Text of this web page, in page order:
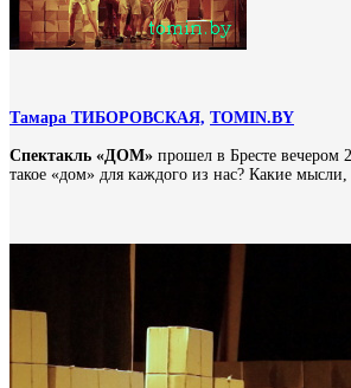
Тамара ТИБОРОВСКАЯ, ТOMIN.BY
Спектакль «ДОМ» прошел в Бресте вечером
такое «дом» для каждого из нас? Какие